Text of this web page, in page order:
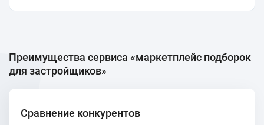
Преимущества сервиса «маркетплейс подборок
для застройщиков»
Сравнение конкурентов